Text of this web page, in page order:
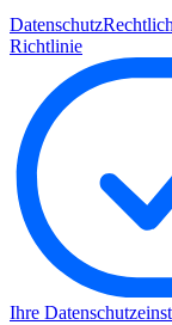
Datenschutz
Richtlinie
Ihre